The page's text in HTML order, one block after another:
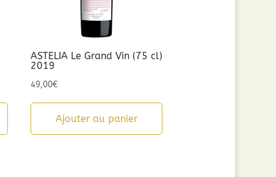
ASTELIA Le Grand Vin (75 cl)
2019
49,00€
Ajouter au panier